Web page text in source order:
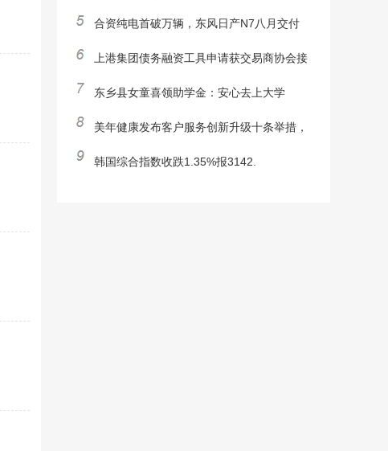
合资纯电首破万辆，东风日产N7八月交付
上港集团债务融资工具申请获交易商协会接
东乡县女童喜领助学金：安心去上大学
美年健康发布客户服务创新升级十条举措，
韩国综合指数收跌1.35%报3142.